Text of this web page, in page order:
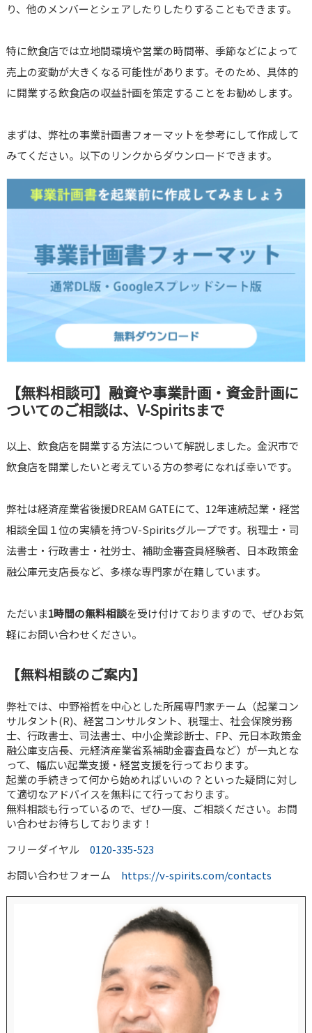
り、他のメンバーとシェアしたりしたりすることもできます。
特に飲食店では立地間環境や営業の時間帯、季節などによって
売上の変動が大きくなる可能性があります。そのため、具体的
に開業する飲食店の収益計画を策定することをお勧めします。
まずは、弊社の事業計画書フォーマットを参考にして作成して
みてください。以下のリンクからダウンロードできます。
【無料相談可】融資や事業計画・資金計画に
ついてのご相談は、V-Spiritsまで
以上、飲食店を開業する方法について解説しました。金沢市で
飲食店を開業したいと考えている方の参考になれば幸いです。
弊社は経済産業省後援DREAM GATEにて、12年連続起業・経営
相談全国１位の実績を持つV-Spiritsグループです。税理士・司
法書士・行政書士・社労士、補助金審査員経験者、日本政策金
融公庫元支店長など、多様な専門家が在籍しています。
ただいま1時間の無料相談を受け付けておりますので、ぜひお気
軽にお問い合わせください。
【無料相談のご案内】
弊社では、中野裕哲を中心とした所属専門家チーム（起業コン
サルタント(R)、経営コンサルタント、税理士、社会保険労務
士、行政書士、司法書士、中小企業診断士、FP、元日本政策金
融公庫支店長、元経済産業省系補助金審査員など）が一丸とな
って、幅広い起業支援・経営支援を行っております。
起業の手続きって何から始めればいいの？といった疑問に対し
て適切なアドバイスを無料にて行っております。
無料相談も行っているので、ぜひ一度、ご相談ください。お問
い合わせお待ちしております！
フリーダイヤル 0120-335-523
お問い合わせフォーム https://v-spirits.com/contacts